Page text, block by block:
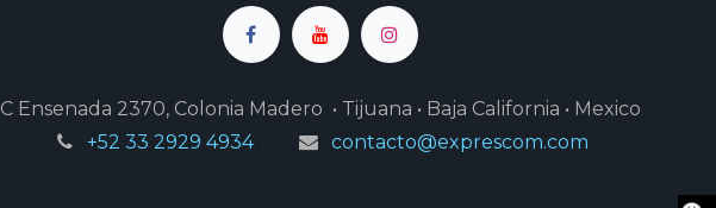
C Ensenada 2370, Colonia Madero • Tijuana • Baja California • Mexico
+52 33 2929 4934
contacto@exprescom.com